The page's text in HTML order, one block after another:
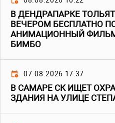
В ДЕНДРАПАРКЕ
ВЕЧЕРОМ БЕСПЛАТНО
АНИМАЦИОННЫЙ
БИМБО
07.08.2026 17:37
В САМАРЕ СК ИЩЕТ
ЗДАНИЯ НА УЛИЦЕ